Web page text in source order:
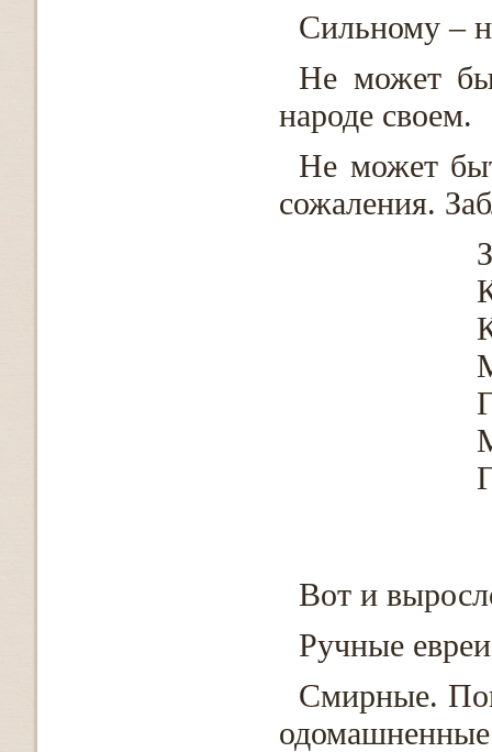
Сильному –
Не может
народе своем.
Не может
сожаления.
Вот и
Ручные
Смирные.